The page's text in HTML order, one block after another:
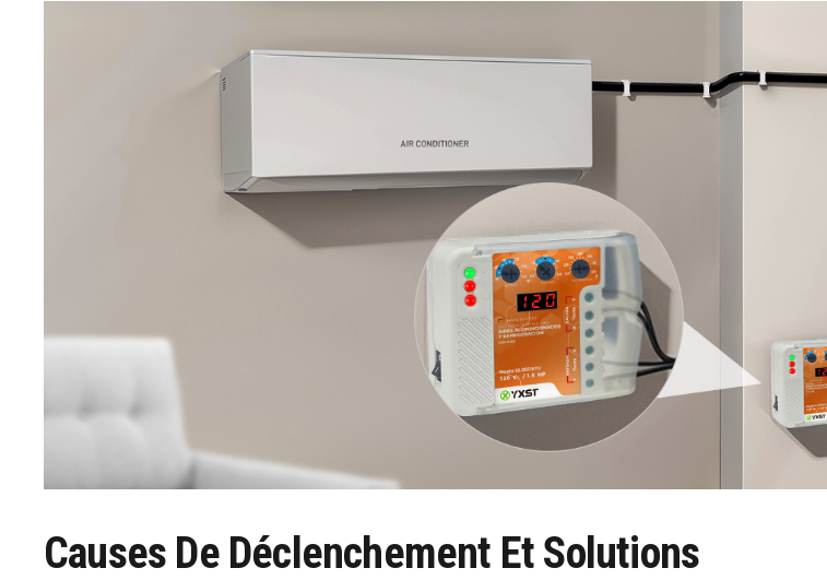
Causes De Déclenchement Et Solutions